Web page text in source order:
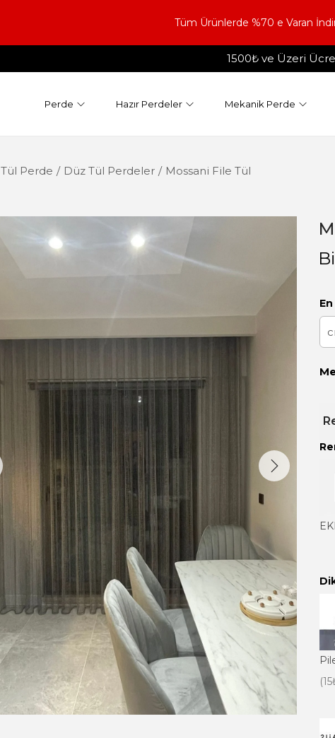
1500₺ ve Üzeri
Perde Hazır Perdeler Mekanik Perde
Tül Perde / Düz Tül Perdeler / Mossani File Tül
Tüm Ürünlerde %70 e Varan